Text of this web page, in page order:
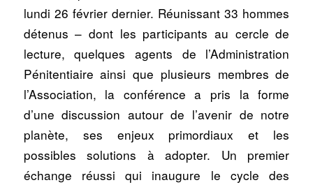
lundi 26 février dernier. Réunissant 33 hommes
détenus – dont les participants au cercle de
lecture, quelques agents de l’Administration
Pénitentiaire ainsi que plusieurs membres de
l’Association, la conférence a pris la forme
d’une discussion autour de l’avenir de notre
planète, ses enjeux primordiaux et les
possibles solutions à adopter. Un premier
échange réussi qui inaugure le cycle des